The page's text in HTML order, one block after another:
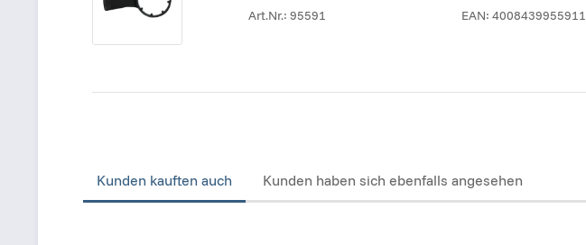
Art.Nr.:95591 EAN: 4008439955911
Kunden kauften auch Kunden haben sich ebenfalls angesehen